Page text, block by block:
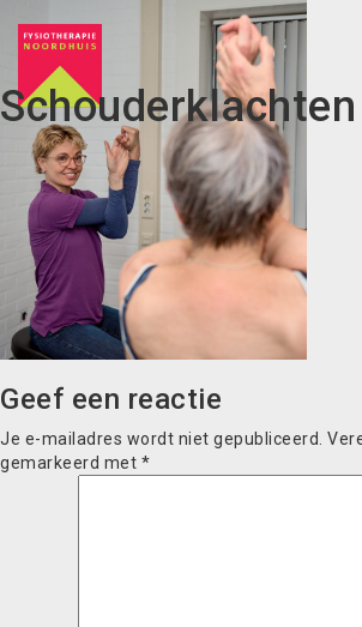
Schouderklachten
Geef een reactie
Je e-mailadres wordt niet gepubliceerd.
gemarkeerd met *